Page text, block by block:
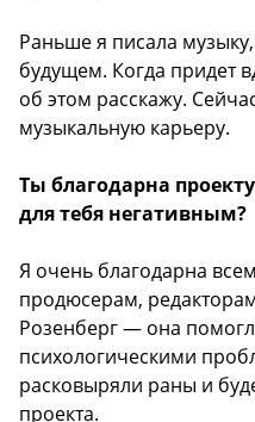
Раньше я писала
будущем. Когда придет
об этом расскажу.
музыкальную карьеру.
Ты благодарна
для тебя негативным?
Я очень благодарна
продюсерам,
Розенберг — она
психологическими
расковыряли раны и
проекта.